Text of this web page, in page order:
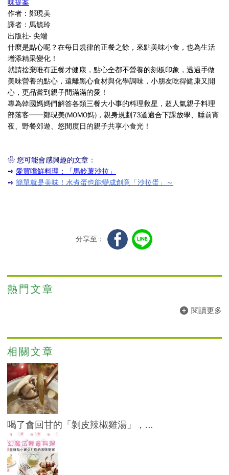
味提案
作者： 鄭現美
譯者： 馬毓玲
出版社- 尖端
什麼是點心呢？在每日規律的正餐之餘，來點美味小食， 也為生活
增添精采變化！
就請捨棄唯有正餐才健康，點心全都不營養的刻板印象， 透過手做
美味營養的點心，遠離黑心食材與化學調味， 小朋友吃得健康又開
心，更品嘗到親子間滿滿的愛！
專為韓國媽媽們解答各類三餐大小事的料理救星， 超人氣親子料理
部落客──鄭現美(MOMO媽)， 親身規劃73道適合下課放學、睡前宵
夜、野餐郊遊、悠閒度日的親子共享小食光！
❀ 您可能會感興趣的文章：
➺ 愛買嚐鮮料理：「馬鈴薯沙拉」
➺ 簡單就是美味！水煮蛋也能變成創意「沙拉蛋」～
分享至：
熱門文章
閱讀更多
相關文章
喝了會回甘的「剝皮辣椒雞湯」，...